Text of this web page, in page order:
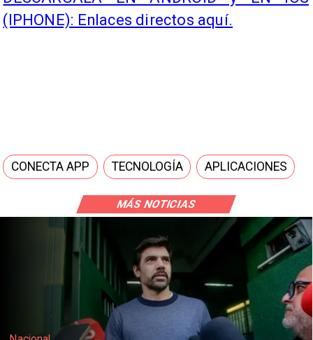
MÁS NOTICIAS
(IPHONE): Enlaces directos aquí.
CONECTA APP TECNOLOGÍA APLICACIONES